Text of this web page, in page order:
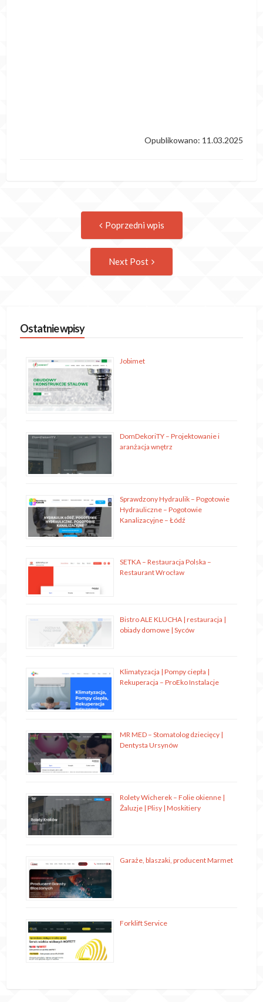
Opublikowano: 11.03.2025
navigation
Poprzedni wpis
Next Post
Ostatnie wpisy
Jobimet
DomDekoriTY – Projektowanie i
aranżacja wnętrz
Sprawdzony Hydraulik – Pogotowie
Hydrauliczne – Pogotowie
Kanalizacyjne – Łódź
SETKA – Restauracja Polska –
Restaurant Wrocław
Bistro ALE KLUCHA | restauracja |
obiady domowe | Syców
Klimatyzacja | Pompy ciepła |
Rekuperacja – ProEko Instalacje
MR MED – Stomatolog dziecięcy |
Dentysta Ursynów
Rolety Wicherek – Folie okienne |
Żaluzje | Plisy | Moskitiery
Garaże, blaszaki, producent Marmet
Forklift Service